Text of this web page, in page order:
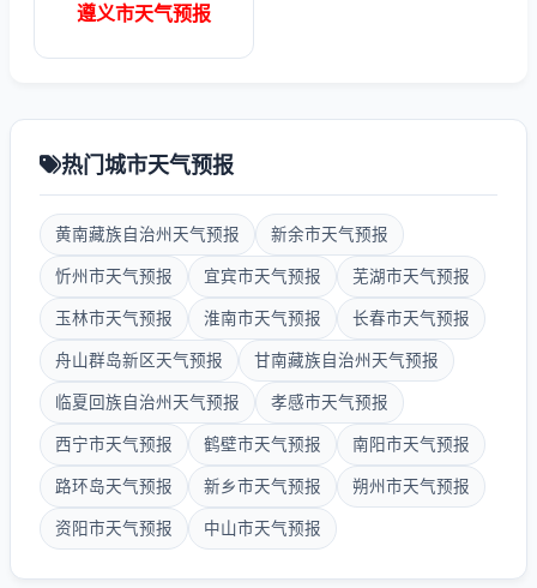
遵义市天气预报
热门城市天气预报
黄南藏族自治州天气预报 新余市天气预报
忻州市天气预报 宜宾市天气预报 芜湖市天气预报
玉林市天气预报 淮南市天气预报 长春市天气预报
舟山群岛新区天气预报 甘南藏族自治州天气预报
临夏回族自治州天气预报 孝感市天气预报
西宁市天气预报 鹤壁市天气预报 南阳市天气预报
路环岛天气预报 新乡市天气预报 朔州市天气预报
资阳市天气预报 中山市天气预报